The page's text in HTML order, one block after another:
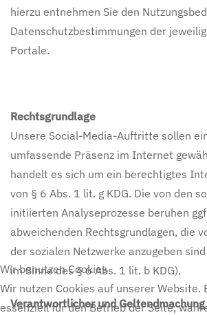
hierzu entnehmen Sie den
Datenschutzbestimmungen der
Portale.
Rechtsgrundlage
Unsere Social-Media-Auftritte sollen
umfassende Präsenz im Internet
handelt es sich um ein berechtigtes
von § 6 Abs. 1 lit. g KDG. Die von den
initiierten Analyseprozesse beruhen
abweichenden Rechtsgrundlagen, die
der sozialen Netzwerke anzugeben
im Sinne des § 6 Abs. 1 lit. b KDG).
Verantwortlicher und Geltendmachung
Wir benutzen Cookies
Wir nutzen Cookies auf unserer Website.
essenziell für den Betrieb der Seite,